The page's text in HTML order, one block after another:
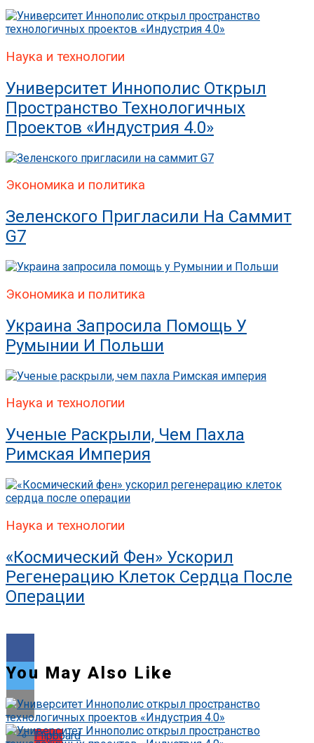
Наука и технологии
Университет Иннополис Открыл
Пространство Технологичных
Проектов «Индустрия 4.0»
Экономика и политика
Зеленского Пригласили На Саммит
G7
Экономика и политика
Украина Запросила Помощь У
Румынии И Польши
Наука и технологии
Ученые Раскрыли, Чем Пахла
Римская Империя
Наука и технологии
«Космический Фен» Ускорил
Регенерацию Клеток Сердца После
Операции
Flipboard
You May Also Like